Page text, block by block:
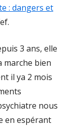
: dangers et
3 ans, elle
marche bien
il ya 2 mois
nous
en espérant